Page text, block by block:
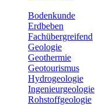
Bodenkunde
Erdbeben
Fachübergreifend
Geologie
Geothermie
Geotourismus
Hydrogeologie
Ingenieurgeologie
Rohstoffgeologie